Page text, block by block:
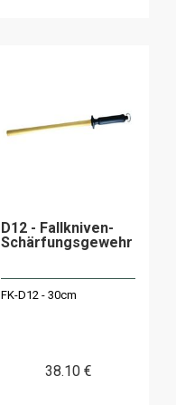
D12 - Fallkniven-
Schärfungsgewehr
FK-D12 - 30cm
38.10 €